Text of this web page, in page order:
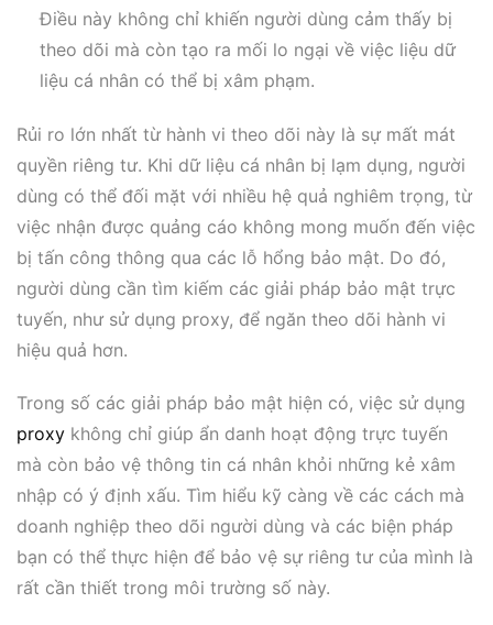
Điều này không chỉ khiến người dùng cảm thấy bị
theo dõi mà còn tạo ra mối lo ngại về việc liệu dữ
liệu cá nhân có thể bị xâm phạm.
Rủi ro lớn nhất từ hành vi theo dõi này là sự mất mát
quyền riêng tư. Khi dữ liệu cá nhân bị lạm dụng, người
dùng có thể đối mặt với nhiều hệ quả nghiêm trọng, từ
việc nhận được quảng cáo không mong muốn đến việc
bị tấn công thông qua các lỗ hổng bảo mật. Do đó,
người dùng cần tìm kiếm các giải pháp bảo mật trực
tuyến, như sử dụng proxy, để ngăn theo dõi hành vi
hiệu quả hơn.
Trong số các giải pháp bảo mật hiện có, việc sử dụng
proxy không chỉ giúp ẩn danh hoạt động trực tuyến
mà còn bảo vệ thông tin cá nhân khỏi những kẻ xâm
nhập có ý định xấu. Tìm hiểu kỹ càng về các cách mà
doanh nghiệp theo dõi người dùng và các biện pháp
bạn có thể thực hiện để bảo vệ sự riêng tư của mình là
rất cần thiết trong môi trường số này.